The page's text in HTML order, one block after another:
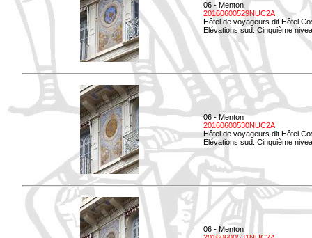
06 - Menton
20160600529NUC2A
Hôtel de voyageurs dit Hôtel
Elévations sud. Cinquième
06 - Menton
20160600530NUC2A
Hôtel de voyageurs dit Hôtel
Elévations sud. Cinquième
06 - Menton